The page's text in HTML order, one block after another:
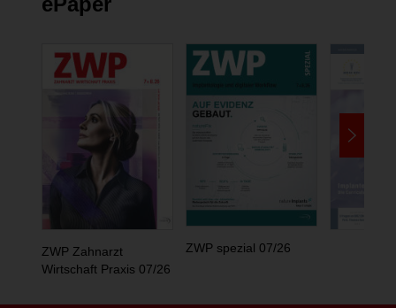
ZWP Zahnarzt
Wirtschaft Praxis 07/26
ZWP spezial 07/26